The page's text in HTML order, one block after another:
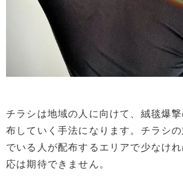
チラシは地域の人に向けて、絨毯爆
布していく手法になります。チラシ
でいる人が配布するエリアで少なけ
応は期待できません。